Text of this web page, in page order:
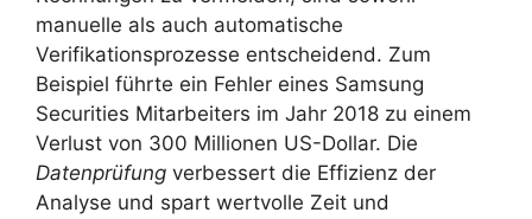
manuelle als auch automatische
Verifikationsprozesse entscheidend. Zum
Beispiel führte ein Fehler eines Samsung
Securities Mitarbeiters im Jahr 2018 zu einem
Verlust von 300 Millionen US-Dollar. Die
Datenprüfung verbessert die Effizienz der
Analyse und spart wertvolle Zeit und